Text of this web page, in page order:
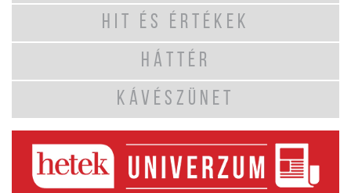
HIT ÉS ÉRTÉKEK
HÁTTÉR
KÁVÉSZÜNET